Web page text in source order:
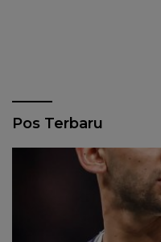
Pos Terbaru